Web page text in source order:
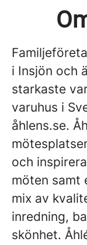
i Insjön och
starkaste
varuhus i
åhlens.se.
och
möten samt
mix av
inredning,
skönhet.